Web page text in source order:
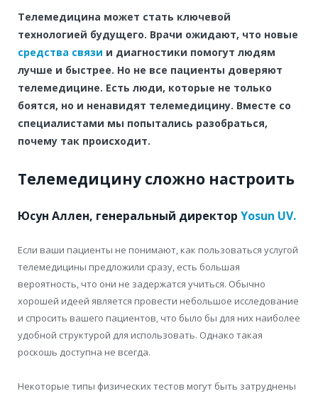
Телемедицина может стать ключевой
технологией будущего. Врачи ожидают, что новые
средства связи и диагностики помогут людям
лучше и быстрее. Но не все пациенты доверяют
телемедицине. Есть люди, которые не только
боятся, но и ненавидят телемедицину. Вместе со
специалистами мы попытались разобраться,
почему так происходит.
Телемедицину сложно настроить
Юсун Аллен, генеральный директор Yosun UV.
Если ваши пациенты не понимают, как пользоваться услугой
телемедицины предложили сразу, есть большая
вероятность, что они не задержатся учиться. Обычно
хорошей идеей является провести небольшое исследование
и спросить вашего пациентов, что было бы для них наиболее
удобной структурой для использовать. Однако такая
роскошь доступна не всегда.
Некоторые типы физических тестов могут быть затруднены